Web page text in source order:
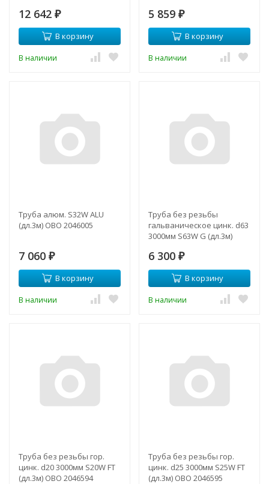
12 642 ₽
В корзину
В наличии
5 859 ₽
В корзину
В наличии
Труба алюм. S32W ALU
(дл.3м) OBO 2046005
7 060 ₽
В корзину
В наличии
Труба без резьбы
гальваническое цинк. d63
3000мм S63W G (дл.3м)
6 300 ₽
В корзину
В наличии
Труба без резьбы гор.
цинк. d20 3000мм S20W FT
(дл.3м) OBO 2046594
Труба без резьбы гор.
цинк. d25 3000мм S25W FT
(дл.3м) OBO 2046595